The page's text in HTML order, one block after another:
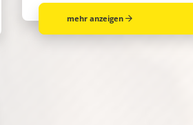
mehr anzeigen